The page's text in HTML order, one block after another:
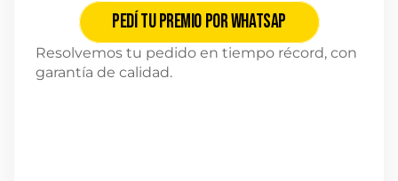
Pedí tu premio por Whatsap
Resolvemos tu pedido en tiempo récord, con
garantía de calidad.